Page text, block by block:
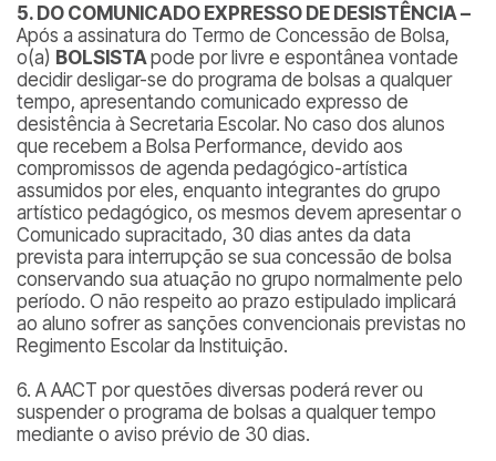
5. DO COMUNICADO EXPRESSO DE DESISTÊNCIA –
Após a assinatura do Termo de Concessão de Bolsa,
o(a) BOLSISTApode por livre e espontânea vontade
decidir desligar-se do programa de bolsas a qualquer
tempo, apresentando comunicado expresso de
desistência à Secretaria Escolar. No caso dos alunos
que recebem a Bolsa Performance, devido aos
compromissos de agenda pedagógico-artística
assumidos por eles, enquanto integrantes do grupo
artístico pedagógico, os mesmos devem apresentar o
Comunicado supracitado, 30 dias antes da data
prevista para interrupção se sua concessão de bolsa
conservando sua atuação no grupo normalmente pelo
período. O não respeito ao prazo estipulado implicará
ao aluno sofrer as sanções convencionais previstas no
Regimento Escolar da Instituição.
6. A AACT por questões diversas poderá rever ou
suspender o programa de bolsas a qualquer tempo
mediante o aviso prévio de 30 dias.